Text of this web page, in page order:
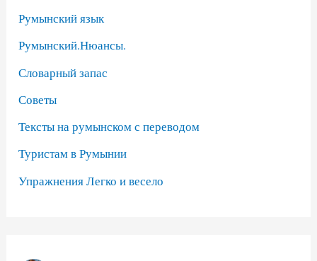
Румынский язык
Румынский.Нюансы.
Словарный запас
Советы
Тексты на румынском с переводом
Туристам в Румынии
Упражнения Легко и весело